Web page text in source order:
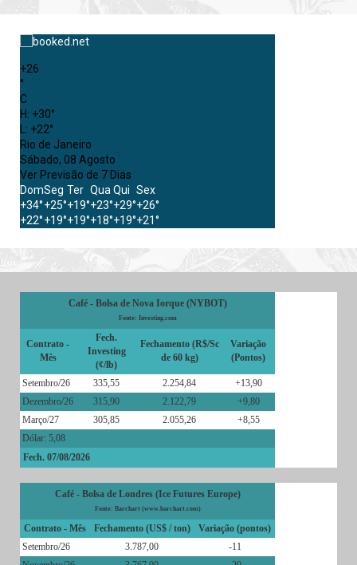
+26
°
C
H: +30°
L: +22°
Rio de Janeiro
Sábado, 08 Agosto
Ver Previsão de 7 Dias
DomSeg Ter QuaQui Sex
+34°+25°+19°+23°+29°+26°
+22°+19°+19°+18°+19°+21°
Café - Bolsa de Nova Iorque (NYBOT)
Fonte: Investing.com
Contrato -
Mês
Fech.
Investing
(¢/lb)
Fechamento (R$/Sc
de 60 kg)
Variação
(Pontos)
Setembro/26 335,55 2.254,84
+13,90
Dezembro/26
315,90 2.122,79
+9,80
Março/27
305,85 2.055,26
+8,55
Dólar: 5,08
Fech. 07/08/2026
Café - Bolsa de Londres (Ice Futures Europe)
Fonte: Barchart (www.barchart.com)
Contrato - Mês Fechamento (US$ / ton)
Variação (pontos)
Setembro/26
3.787,00
-11